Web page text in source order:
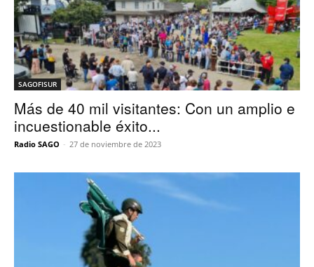
SAGOFISUR
Más de 40 mil visitantes: Con un amplio e
incuestionable éxito...
Radio SAGO - 27 de noviembre de 2023